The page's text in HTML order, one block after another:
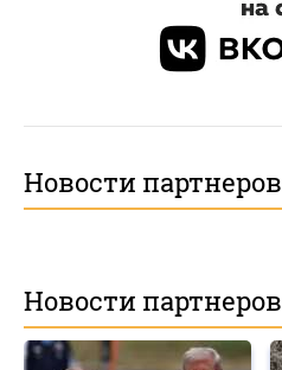
Новости партнеров
Новости партнеров